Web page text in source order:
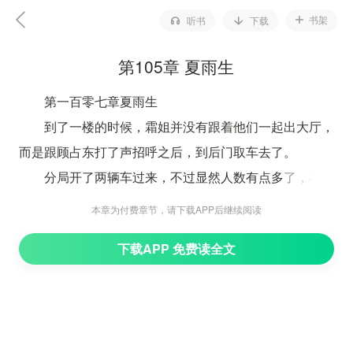
听书 下载 书架
第105章 夏雨生
第一百零七章夏雨生
到了一楼的时候，霜姐并没有跟着他们一起出大厅，
而是跟顾占东打了声招呼之后，到后门取车去了。
分局开了两辆车过来，不过显然人数有点多了，不够
用，顾占东看了看这一群人，然后看向派出所的吴天恩，
们，如何？”
本章为付费章节，请下载APP后继续阅读
下载APP 免费读全文